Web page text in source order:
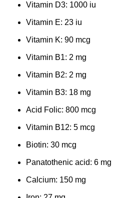
Vitamin D3: 1000 iu
Vitamin E: 23 iu
Vitamin K: 90 mcg
Vitamin B1: 2 mg
Vitamin B2: 2 mg
Vitamin B3: 18 mg
Acid Folic: 800 mcg
Vitamin B12: 5 mcg
Biotin: 30 mcg
Panatothenic acid: 6 mg
Calcium: 150 mg